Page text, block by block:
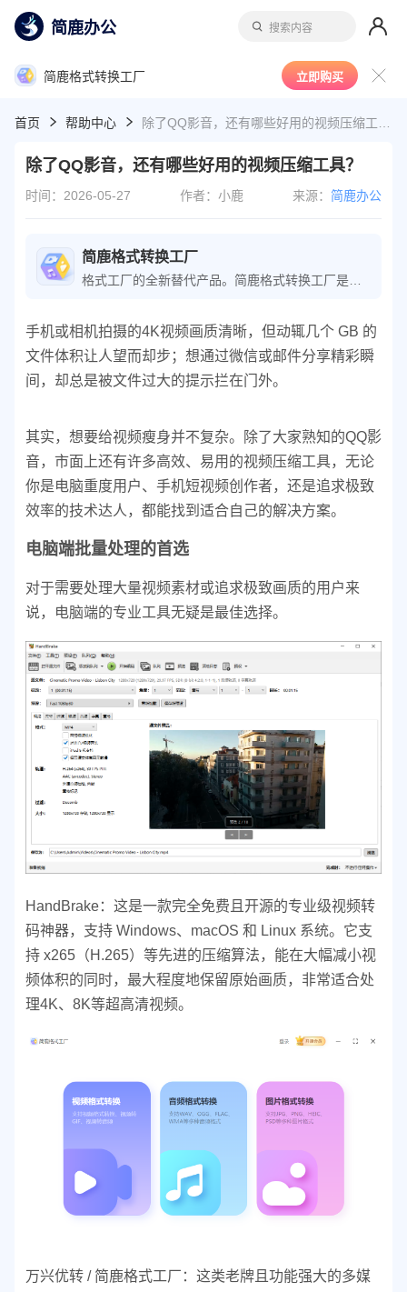
简鹿办公 搜索内容
简鹿格式转换工厂 立即购买
首页 帮助中心
除了QQ影音，还有哪些好用的视频压缩工具？
时间：2026-05-27 作者：小鹿 来源： 简鹿办公
简鹿格式转换工厂
手机或相机拍摄的4K视频画质清晰，但动辄几个 GB 的
文件体积让人望而却步；想通过微信或邮件分享精彩瞬
间，却总是被文件过大的提示拦在门外。
其实，想要给视频瘦身并不复杂。除了大家熟知的QQ影
音，市面上还有许多高效、易用的视频压缩工具，无论
你是电脑重度用户、手机短视频创作者，还是追求极致
效率的技术达人，都能找到适合自己的解决方案。
电脑端批量处理的首选
对于需要处理大量视频素材或追求极致画质的用户来
说，电脑端的专业工具无疑是最佳选择。
HandBrake：这是一款完全免费且开源的专业级视频转
码神器，支持 Windows、macOS 和 Linux 系统。它支
持 x265（H.265）等先进的压缩算法，能在大幅减小视
频体积的同时，最大程度地保留原始画质，非常适合处
理4K、8K等超高清视频。
万兴优转 / 简鹿格式工厂：这类老牌且功能强大的多媒